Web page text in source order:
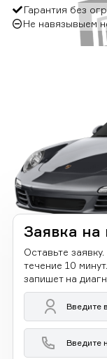
Гарантия без
Не навязывыем
Заявка на
Оставьте
течение 10
запишет на